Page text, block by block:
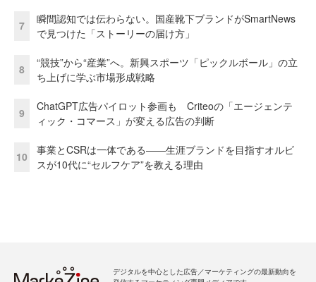
7
瞬間認知では伝わらない。国産靴下ブランドがSmartNews
で見つけた「ストーリーの届け方」
8
“競技”から“産業”へ。新興スポーツ「ピックルボール」の立
ち上げに学ぶ市場形成戦略
9
ChatGPT広告パイロット参画も Criteoの「エージェンテ
ィック・コマース」が変える広告の判断
10
事業とCSRは一体である――生涯ブランドを目指すオルビ
スが10代に“セルフケア”を教える理由
デジタルを中心とした広告／マーケティングの最新動向を